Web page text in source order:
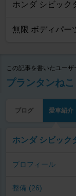
ホンダ シビック
無限 ボディパー
この記事を書いたユーザ
プランタンねこ
ブログ 愛車紹介
ホンダ シビック
プロフィール
整備 (26)